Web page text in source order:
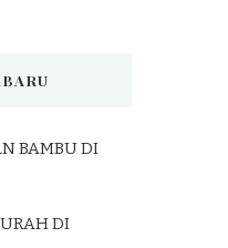
BAMBU DI
DI